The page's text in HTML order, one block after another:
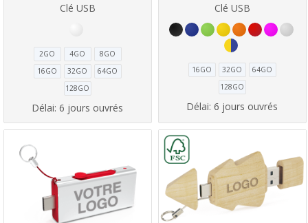
Clé USB
2GO 4GO
8GO
16GO
32GO
64GO
128GO
Délai: 6 jours ouvrés
Clé USB
16GO 32GO
64GO
128GO
Délai: 6 jours ouvrés